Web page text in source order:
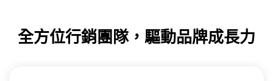
全方位行銷團隊，驅動品牌成長力